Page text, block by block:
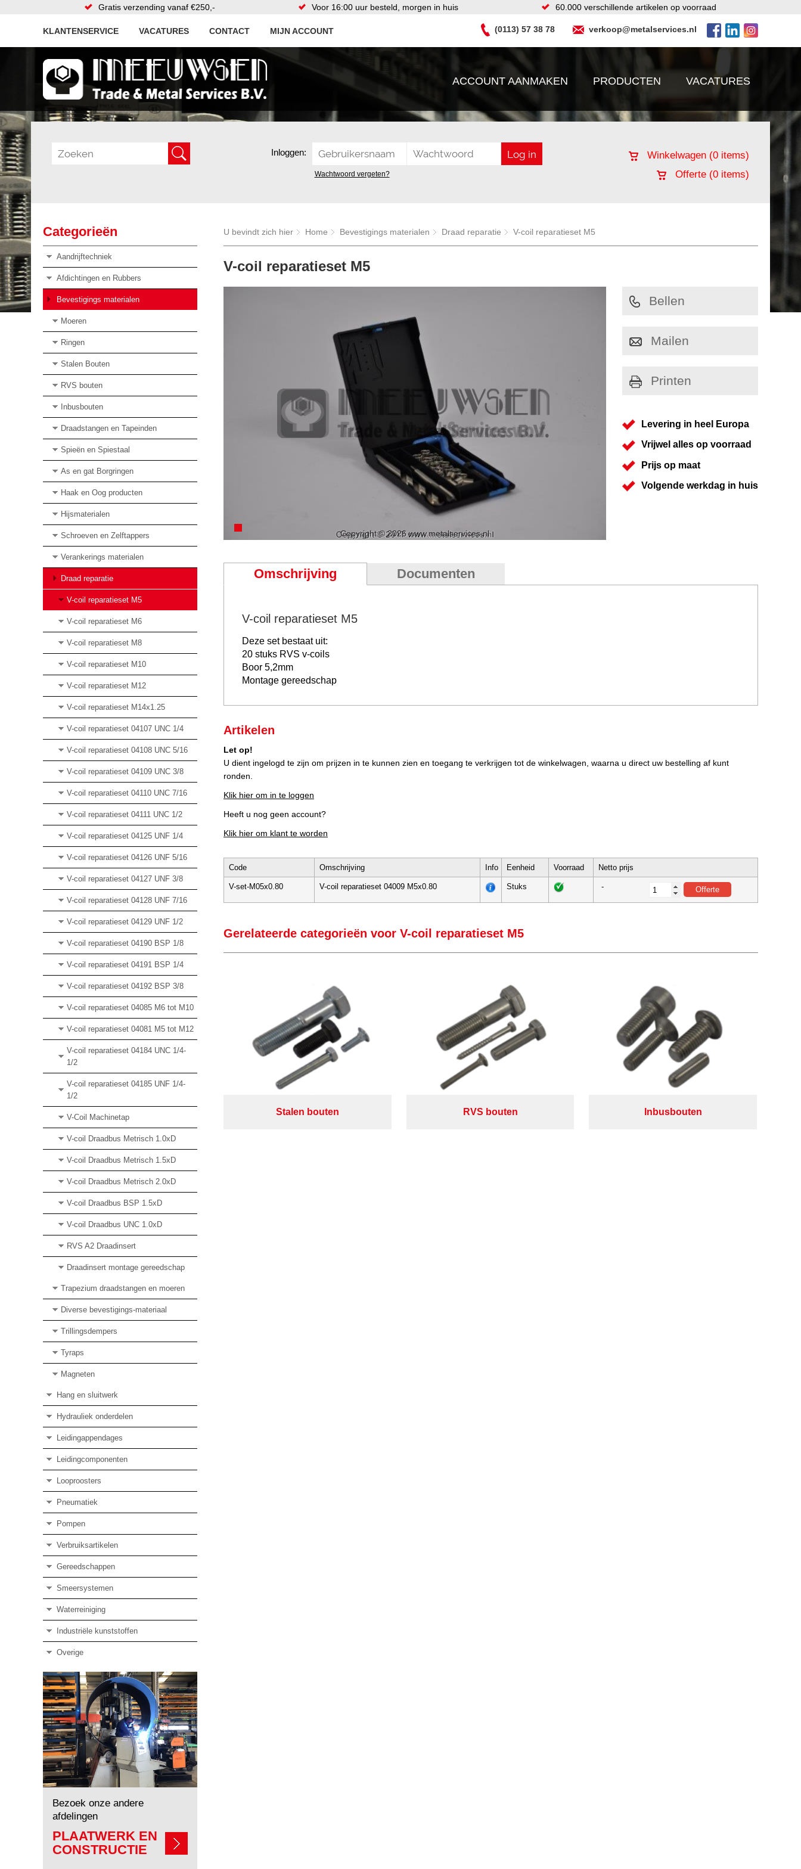
Gratis verzending vanaf €250,- Voor 16:00 uur besteld, morgen in huis 60.000 verschillende artikelen op voorraad
KLANTENSERVICE VACATURES CONTACT MIJN ACCOUNT (0113) 57 38 78 verkoop@metalservices.nl
ACCOUNT AANMAKEN PRODUCTEN VACATURES
Inloggen:
Wachtwoord vergeten?
Winkelwagen (0 items)
Offerte (0 items)
Categorieën
Aandrijftechniek
Afdichtingen en Rubbers
Bevestigings materialen
Moeren
Ringen
Stalen Bouten
RVS bouten
Inbusbouten
Draadstangen en Tapeinden
Spieën en Spiestaal
As en gat Borgringen
Haak en Oog producten
Hijsmaterialen
Schroeven en Zelftappers
Verankerings materialen
Draad reparatie
V-coil reparatieset M5
V-coil reparatieset M6
V-coil reparatieset M8
V-coil reparatieset M10
V-coil reparatieset M12
V-coil reparatieset M14x1.25
V-coil reparatieset 04107 UNC 1/4
V-coil reparatieset 04108 UNC 5/16
V-coil reparatieset 04109 UNC 3/8
V-coil reparatieset 04110 UNC 7/16
V-coil reparatieset 04111 UNC 1/2
V-coil reparatieset 04125 UNF 1/4
V-coil reparatieset 04126 UNF 5/16
V-coil reparatieset 04127 UNF 3/8
V-coil reparatieset 04128 UNF 7/16
V-coil reparatieset 04129 UNF 1/2
V-coil reparatieset 04190 BSP 1/8
V-coil reparatieset 04191 BSP 1/4
V-coil reparatieset 04192 BSP 3/8
V-coil reparatieset 04085 M6 tot M10
V-coil reparatieset 04081 M5 tot M12
V-coil reparatieset 04184 UNC 1/4-
1/2
V-coil reparatieset 04185 UNF 1/4-
1/2
V-Coil Machinetap
V-coil Draadbus Metrisch 1.0xD
V-coil Draadbus Metrisch 1.5xD
V-coil Draadbus Metrisch 2.0xD
V-coil Draadbus BSP 1.5xD
V-coil Draadbus UNC 1.0xD
RVS A2 Draadinsert
Draadinsert montage gereedschap
Trapezium draadstangen en moeren
Diverse bevestigings-materiaal
Trillingsdempers
Tyraps
Magneten
Hang en sluitwerk
Hydrauliek onderdelen
Leidingappendages
Leidingcomponenten
Looproosters
Pneumatiek
Pompen
Verbruiksartikelen
Gereedschappen
Smeersystemen
Waterreiniging
Industriële kunststoffen
Overige
Bezoek onze andere
afdelingen
PLAATWERK EN
CONSTRUCTIE
U bevindt zich hier Home Bevestigings materialen Draad reparatie V-coil reparatieset M5
V-coil reparatieset M5
Copyright © 2026 www.metalservices.nl
Bellen
Mailen
Printen
Levering in heel Europa
Vrijwel alles op voorraad
Prijs op maat
Volgende werkdag in huis
Omschrijving Documenten
V-coil reparatieset M5
Deze set bestaat uit:
20 stuks RVS v-coils
Boor 5,2mm
Montage gereedschap
Artikelen
Let op!
U dient ingelogd te zijn om prijzen in te kunnen zien en toegang te verkrijgen tot de winkelwagen, waarna u direct uw bestelling af kunt
ronden.
Klik hier om in te loggen
Heeft u nog geen account?
Klik hier om klant te worden
Code Omschrijving Info Eenheid Voorraad Netto prijs
V-set-M05x0.80 V-coil reparatieset 04009 M5x0.80 Stuks -
Gerelateerde categorieën voor V-coil reparatieset M5
Stalen bouten RVS bouten Inbusbouten